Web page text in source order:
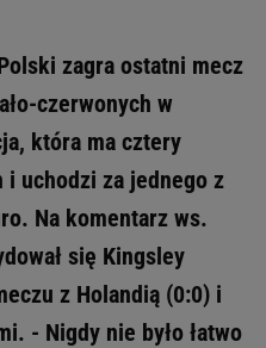
zagra ostatni mecz
czerwonych w
która ma cztery
i uchodzi za jednego z
Na komentarz ws.
się Kingsley
z Holandią (0:0) i
- Nigdy nie było łatwo